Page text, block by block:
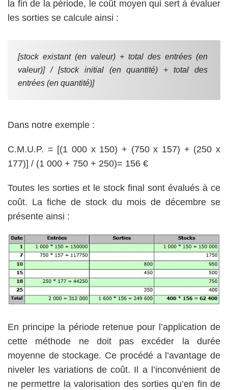
la fin de la période, le coût moyen qui sert à évaluer
les sorties se calcule ainsi :
[stock existant (en valeur) + total des entrées (en
valeur)] / [stock initial (en quantité) + total des
entrées (en quantité)]
Dans notre exemple :
C.M.U.P. = [(1 000 x 150) + (750 x 157) + (250 x
177)] / (1 000 + 750 + 250)= 156 €
Toutes les sorties et le stock final sont évalués à ce
coût. La fiche de stock du mois de décembre se
présente ainsi :
En principe la période retenue pour l’application de
cette méthode ne doit pas excéder la durée
moyenne de stockage. Ce procédé a l’avantage de
niveler les variations de coût. Il a l’inconvénient de
ne permettre la valorisation des sorties qu’en fin de